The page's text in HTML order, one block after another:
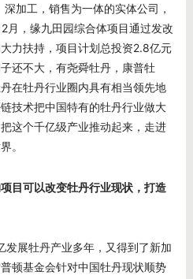
加工，销售为一体的实体公司，
月，缘九田园综合体项目通过发改
力扶持，项目计划总投资2.8亿元
还不大，有尧舜牡丹，康普牡
在牡丹行业圈内具有相当领先地
技术把中国特有的牡丹行业做大
这个千亿级产业推动起来，走进
。
目可以改变牡丹行业现状，打造
展牡丹产业多年，又得到了新加
顿基金会针对中国牡丹现状顺势